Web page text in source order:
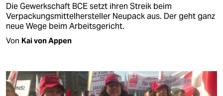
Die Gewerkschaft BCE setzt ihren Streik beim
Verpackungsmittelhersteller Neupack aus. Der geht ganz
neue Wege beim Arbeitsgericht.
Von Kai von Appen